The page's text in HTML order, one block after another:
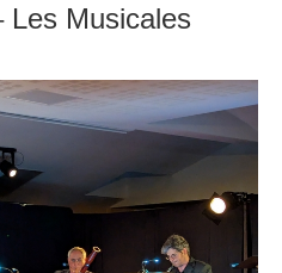
Les Musicales